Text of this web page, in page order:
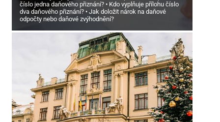
číslo jedna daňového přiznání?
Kdo vyplňuje přílohu číslo
dva daňového přiznání?
Jak doložit nárok na daňové
odpočty nebo daňové zvýhodnění?